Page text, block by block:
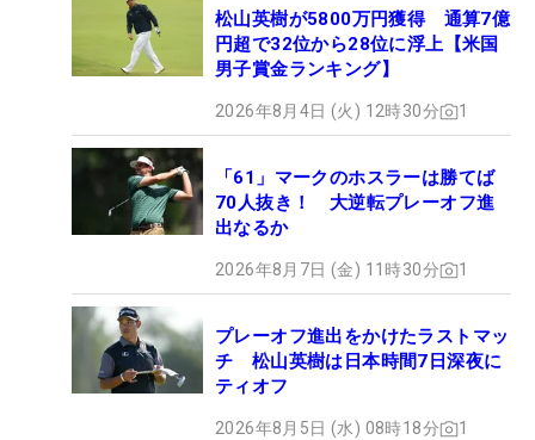
松山英樹が5800万円獲得 通算7億
円超で32位から28位に浮上【米国
男子賞金ランキング】
2026年8月4日 (火) 12時30分 1
「61」マークのホスラーは勝てば
70人抜き！ 大逆転プレーオフ進
出なるか
2026年8月7日 (金) 11時30分 1
プレーオフ進出をかけたラストマッ
チ 松山英樹は日本時間7日深夜に
ティオフ
2026年8月5日 (水) 08時18分 1